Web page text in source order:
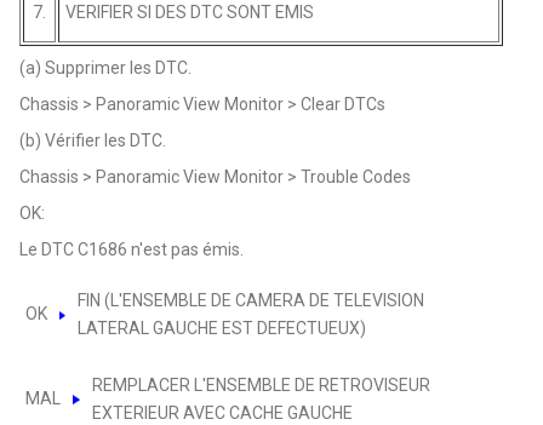
7. VERIFIER SI DES DTC SONT EMIS
(a) Supprimer les DTC.
Chassis > Panoramic View Monitor > Clear DTCs
(b) Vérifier les DTC.
Chassis > Panoramic View Monitor > Trouble Codes
OK:
Le DTC C1686 n'est pas émis.
OK
FIN (L'ENSEMBLE DE CAMERA DE TELEVISION
LATERAL GAUCHE EST DEFECTUEUX)
MAL
REMPLACER L'ENSEMBLE DE RETROVISEUR
EXTERIEUR AVEC CACHE GAUCHE